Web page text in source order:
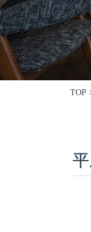
TOP
お知らせ
コラム
会社案内